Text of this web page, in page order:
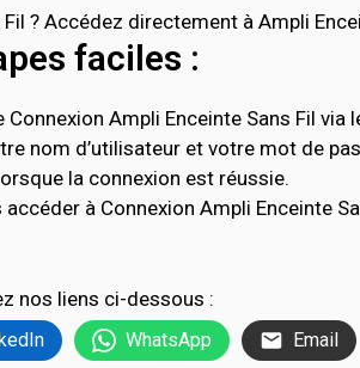
? Accédez directement à Ampli
faciles :
Ampli Enceinte Sans Fil via
nom d’utilisateur et votre mot de
la connexion est réussie.
à Connexion Ampli Enceinte
nos liens ci-dessous :
WhatsApp Email